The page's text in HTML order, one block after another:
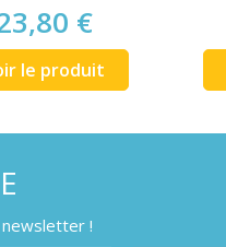
€
le produit
!